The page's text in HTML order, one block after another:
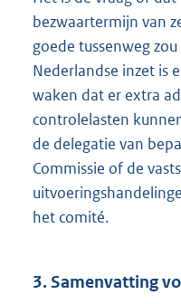
bezwaartermijn van
goede tussenweg
Nederlandse inzet is
waken dat er extra
controlelasten
de delegatie van
Commissie of de
het comité.
3. Samenvatting